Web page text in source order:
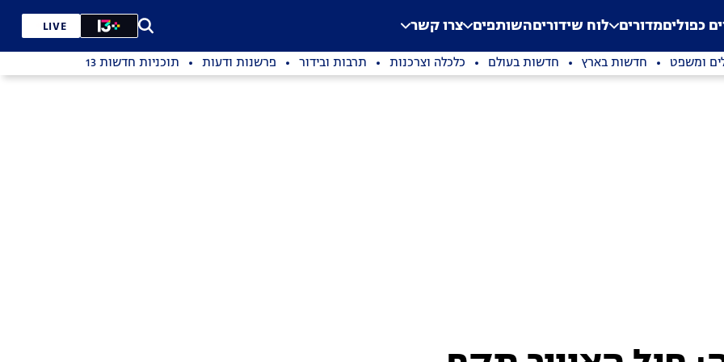
Application error: a
. כפוליםמדורים לוח שידוריםהשותפים צרו קשר LIVE
ומשפט חדשות בארץ חדשות בעולם כלכלה וצרכנות תרבות ובידור פרשנות ודעות תוכניות חדשות 13